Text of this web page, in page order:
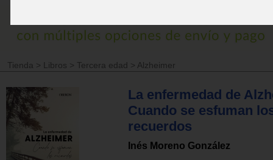
Tienda > Libros > Tercera edad > Alzheimer
La enfermedad de
Cuando se esfuman
recuerdos
Inés Moreno González